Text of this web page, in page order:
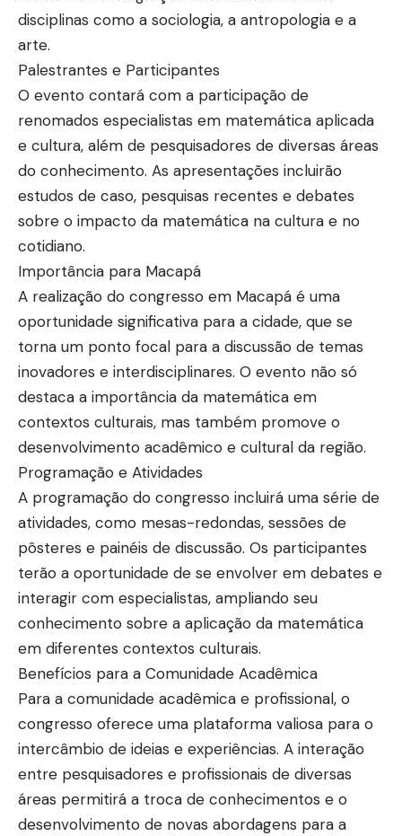
disciplinas como a sociologia, a antropologia e a
arte.
Palestrantes e Participantes
O evento contará com a participação de
renomados especialistas em matemática aplicada
e cultura, além de pesquisadores de diversas áreas
do conhecimento. As apresentações incluirão
estudos de caso, pesquisas recentes e debates
sobre o impacto da matemática na cultura e no
cotidiano.
Importância para Macapá
A realização do congresso em Macapá é uma
oportunidade significativa para a cidade, que se
torna um ponto focal para a discussão de temas
inovadores e interdisciplinares. O evento não só
destaca a importância da matemática em
contextos culturais, mas também promove o
desenvolvimento acadêmico e cultural da região.
Programação e Atividades
A programação do congresso incluirá uma série de
atividades, como mesas-redondas, sessões de
pôsteres e painéis de discussão. Os participantes
terão a oportunidade de se envolver em debates e
interagir com especialistas, ampliando seu
conhecimento sobre a aplicação da matemática
em diferentes contextos culturais.
Benefícios para a Comunidade Acadêmica
Para a comunidade acadêmica e profissional, o
congresso oferece uma plataforma valiosa para o
intercâmbio de ideias e experiências. A interação
entre pesquisadores e profissionais de diversas
áreas permitirá a troca de conhecimentos e o
desenvolvimento de novas abordagens para a